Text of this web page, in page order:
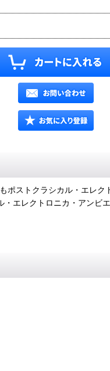
ストクラシカル・エレ
エレクトロニカ・アン